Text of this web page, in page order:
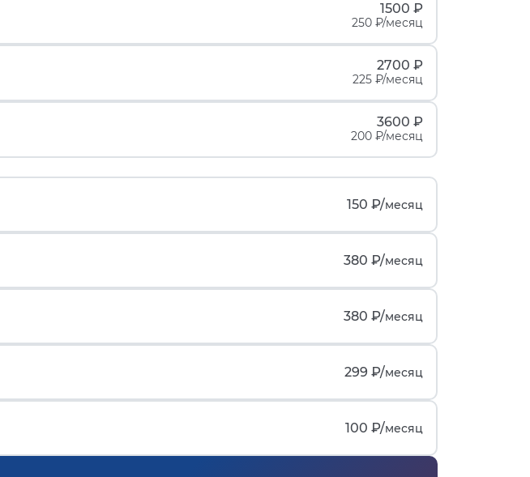
1500 ₽
250 ₽/месяц
2700 ₽
225 ₽/месяц
3600 ₽
200 ₽/месяц
150 ₽/месяц
380 ₽/месяц
380 ₽/месяц
299 ₽/месяц
100 ₽/месяц